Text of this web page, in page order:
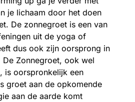
je lichaam door het doen
De zonnegroet is een van
uit de yoga of
dus ook zijn oorsprong in
De Zonnegroet, ook wel
is oorspronkelijk een
groet aan de opkomende
aan de aarde komt